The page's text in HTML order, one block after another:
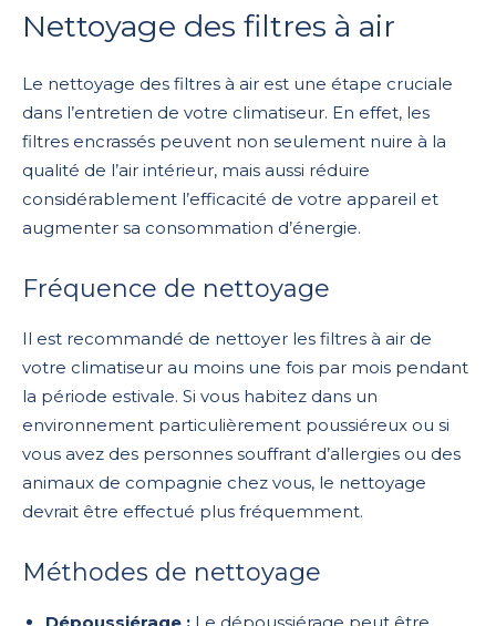
Nettoyage des filtres à air
Le nettoyage des filtres à air est une étape cruciale
dans l’entretien de votre climatiseur. En effet, les
filtres encrassés peuvent non seulement nuire à la
qualité de l’air intérieur, mais aussi réduire
considérablement l’efficacité de votre appareil et
augmenter sa consommation d’énergie.
Fréquence de nettoyage
Il est recommandé de nettoyer les filtres à air de
votre climatiseur au moins une fois par mois pendant
la période estivale. Si vous habitez dans un
environnement particulièrement poussiéreux ou si
vous avez des personnes souffrant d’allergies ou des
animaux de compagnie chez vous, le nettoyage
devrait être effectué plus fréquemment.
Méthodes de nettoyage